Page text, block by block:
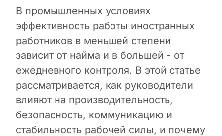
В промышленных условиях
эффективность работы иностранных
работников в меньшей степени
зависит от найма и в большей - от
ежедневного контроля. В этой статье
рассматривается, как руководители
влияют на производительность,
безопасность, коммуникацию и
стабильность рабочей силы, и почему